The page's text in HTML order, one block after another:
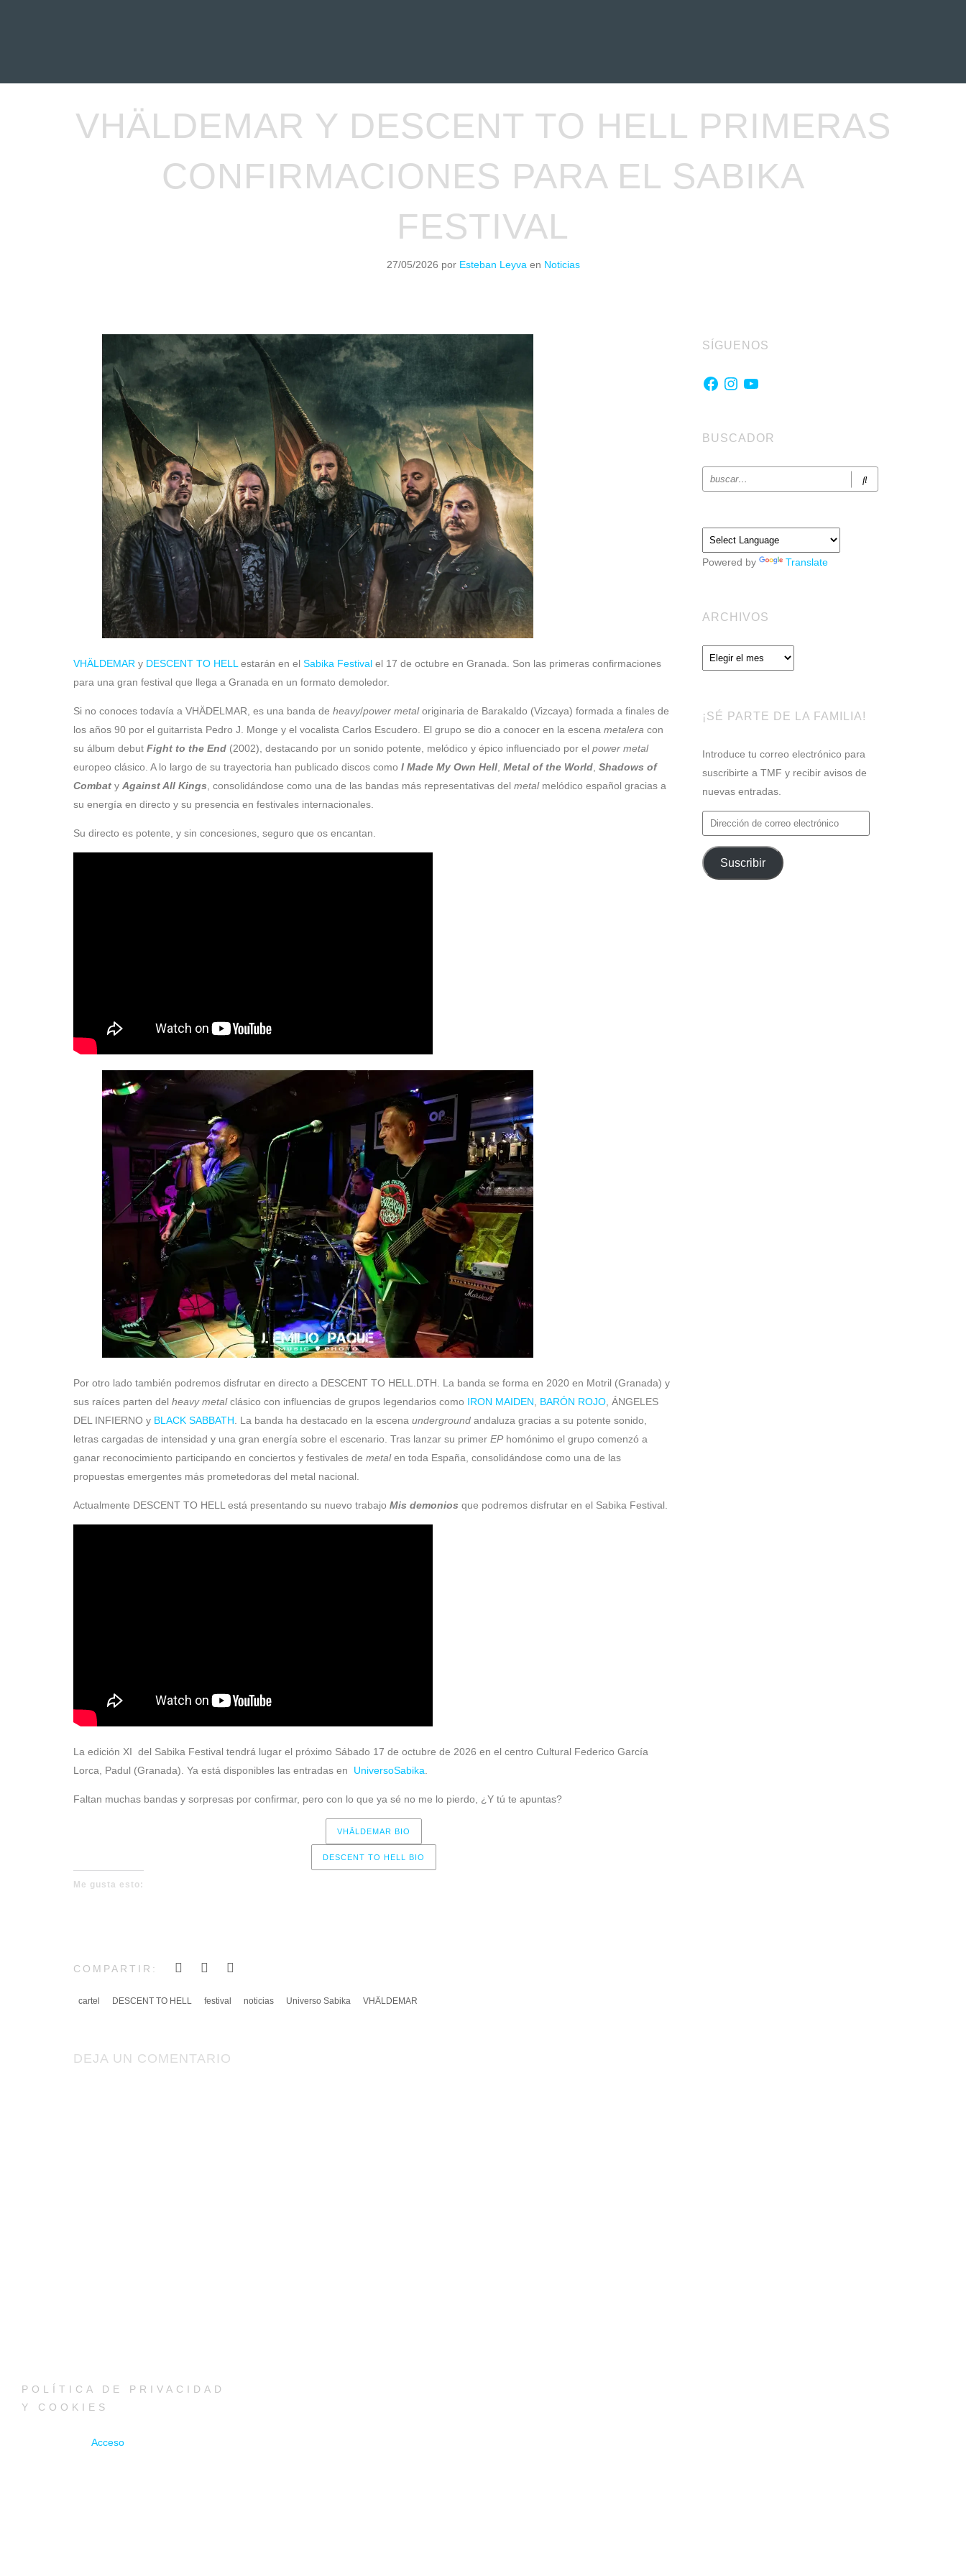
VHÄLDEMAR Y DESCENT TO HELL PRIMERAS
CONFIRMACIONES PARA EL SABIKA
FESTIVAL
27/05/2026 por Esteban Leyva en Noticias
VHÄLDEMAR y DESCENT TO HELL estarán en el Sabika Festival el 17 de octubre en Granada. Son las primeras confirmaciones
para una gran festival que llega a Granada en un formato demoledor.
Si no conoces todavía a VHÄDELMAR, es una banda de heavy/power metaloriginaria de Barakaldo (Vizcaya) formada a finales de
los años 90 por el guitarrista Pedro J. Monge y el vocalista Carlos Escudero. El grupo se dio a conocer en la escena metalera con
su álbum debut Fight to the End (2002), destacando por un sonido potente, melódico y épico influenciado por el power metal
europeo clásico. A lo largo de su trayectoria han publicado discos como I Made My Own Hell Metal of the World Shadows of
Combat y Against All Kings , consolidándose como una de las bandas más representativas del metalmelódico español gracias a
su energía en directo y su presencia en festivales internacionales.
Su directo es potente, y sin concesiones, seguro que os encantan.
Por otro lado también podremos disfrutar en directo a DESCENT TO HELL.DTH. La banda se forma en 2020 en Motril (Granada) y
sus raíces parten del heavy metalclásico con influencias de grupos legendarios como IRON MAIDEN BARÓN ROJO , ÁNGELES
DEL INFIERNO y BLACK SABBATH . La banda ha destacado en la escena underground andaluza gracias a su potente sonido,
letras cargadas de intensidad y una gran energía sobre el escenario. Tras lanzar su primer EPhomónimo el grupo comenzó a
ganar reconocimiento participando en conciertos y festivales de metalen toda España, consolidándose como una de las
propuestas emergentes más prometedoras del metal nacional.
Actualmente DESCENT TO HELL está presentando su nuevo trabajo Mis demonios que podremos disfrutar en el Sabika Festival.
La edición XI del Sabika Festival tendrá lugar el próximo Sábado 17 de octubre de 2026 en el centro Cultural Federico García
Lorca, Padul (Granada). Ya está disponibles las entradas en UniversoSabika
Faltan muchas bandas y sorpresas por confirmar, pero con lo que ya sé no me lo pierdo, ¿Y tú te apuntas?
VHÄLDEMAR BIO
DESCENT TO HELL BIO
Me gusta esto:
COMPARTIR:
cartel DESCENT TO HELL festival noticias Universo Sabika VHÄLDEMAR
DEJA UN COMENTARIO
SÍGUENOS
Facebook
Instagram
YouTube
BUSCADOR
Powered by Translate
ARCHIVOS
Archivos
¡SÉ PARTE DE LA FAMILIA!
Introduce tu correo electrónico para
suscribirte a TMF y recibir avisos de
nuevas entradas.
Dirección
de
correo
electrónico
Suscribir
POLÍTICA DE PRIVACIDAD
Y COOKIES
Acceso